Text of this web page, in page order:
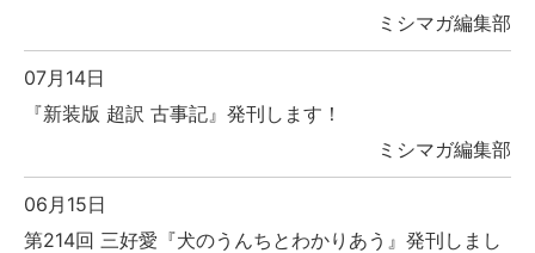
ミシマガ編集部
07月14日
『新装版 超訳 古事記』発刊します！
ミシマガ編集部
06月15日
第214回 三好愛『犬のうんちとわかりあう』発刊しまし